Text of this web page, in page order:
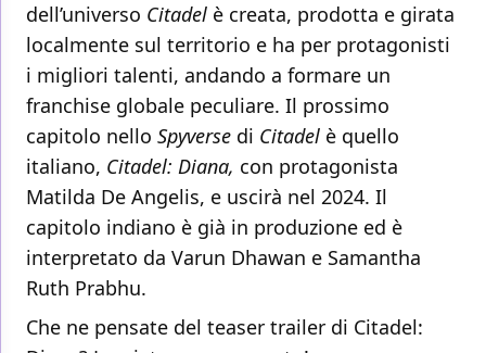
dell’universo Citadel è creata, prodotta e girata
localmente sul territorio e ha per protagonisti
i migliori talenti, andando a formare un
franchise globale peculiare. Il prossimo
capitolo nello Spyverse di Citadel è quello
italiano, Citadel: Diana, con protagonista
Matilda De Angelis, e uscirà nel 2024. Il
capitolo indiano è già in produzione ed è
interpretato da Varun Dhawan e Samantha
Ruth Prabhu.
Che ne pensate del teaser trailer di Citadel: